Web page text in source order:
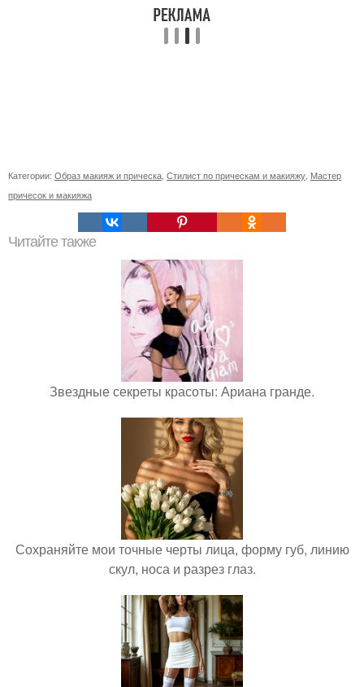
Категории: Образ макияж и прическа, Стилист по прическам и макияжу, Мастер
причесок и макияжа
Читайте также
Звездные секреты красоты: Ариана гранде.
Сохраняйте мои точные черты лица, форму губ, линию
скул, носа и разрез глаз.